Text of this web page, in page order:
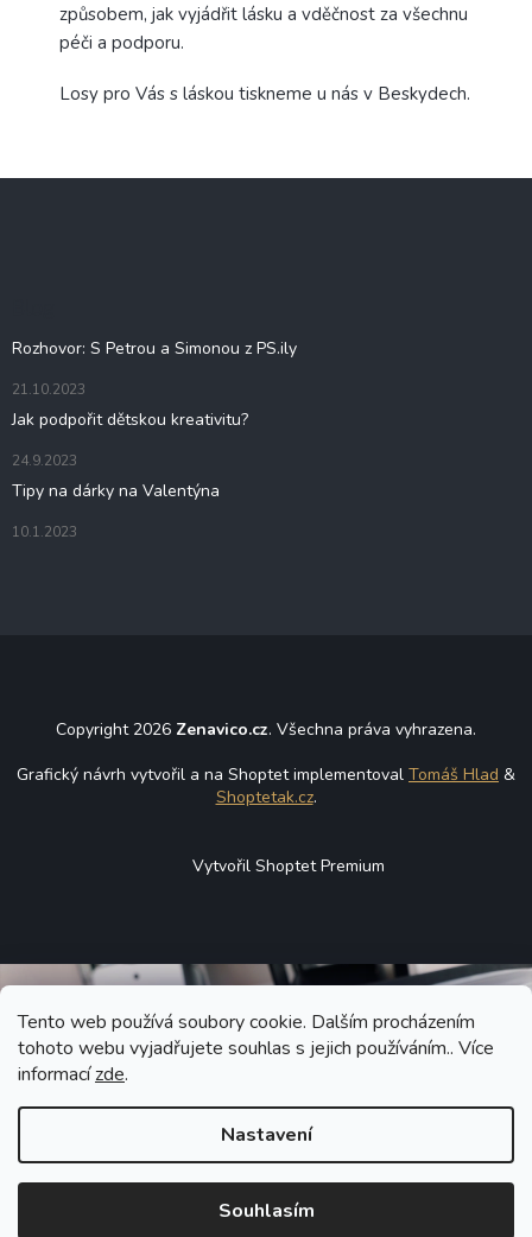
Tento web používá soubory cookie. Dalším procházením
tohoto webu vyjadřujete souhlas s jejich používáním.. Více
informacízde.
Nastavení
Souhlasím
způsobem, jak vyjádřit lásku a vděčnost za všechnu
péči a podporu.
Losy pro Vás s láskou tiskneme u nás v Beskydech.
Rozhovor: S Petrou a Simonou z PS.ily
21.10.2023
Jak podpořit dětskou kreativitu?
24.9.2023
Tipy na dárky na Valentýna
10.1.2023
Copyright 2026 Zenavico.cz. Všechna práva vyhrazena.
Grafický návrh vytvořil a na Shoptet implementoval Tomáš Hlad &
Shoptetak.cz.
Vytvořil Shoptet Premium